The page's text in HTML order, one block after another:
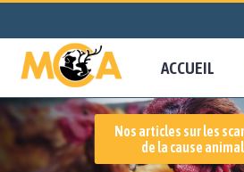
ACCUEIL
Nos articles sur les
de la cause